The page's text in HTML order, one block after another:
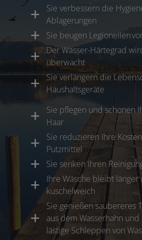
Sie verbessern die
Ablagerungen
Sie beugen Legionellen
Der Wasser-Härtegrad
überwacht
Sie verlängern die
Haushaltsgeräte
Sie pflegen und schonen
Haar
Sie reduzieren Ihre
Putzmittel
Sie senken Ihren
Ihre Wäsche bleibt
kuschelweich
Sie genießen saubereres
aus dem Wasserhahn
lästige Schleppen von